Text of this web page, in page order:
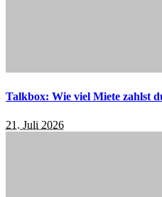
Talkbox: Wie viel Miete zahlst
21. Juli 2026